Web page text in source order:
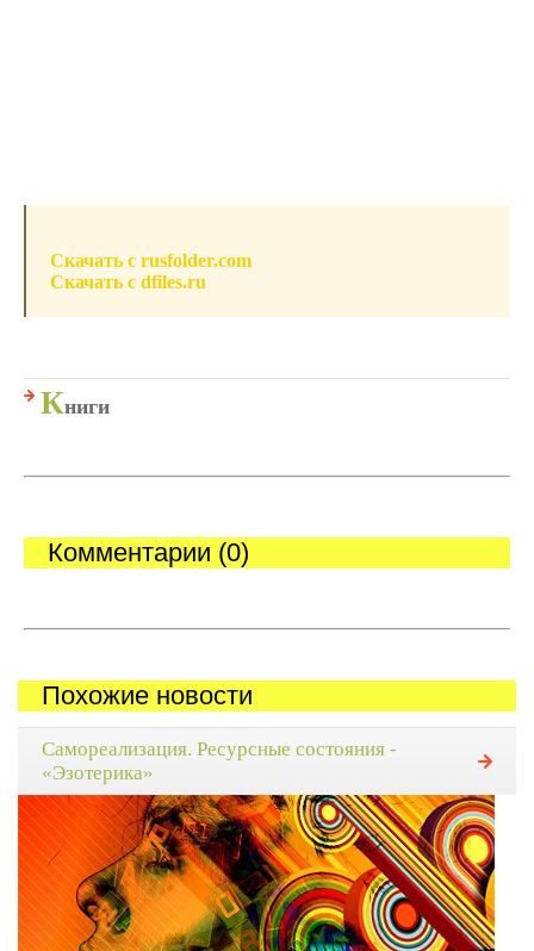
Скачать c rusfolder.com
Скачать c dfiles.ru
Книги
Комментарии (0)
Похожие новости
Самореализация. Ресурсные состояния -
«Эзотерика»